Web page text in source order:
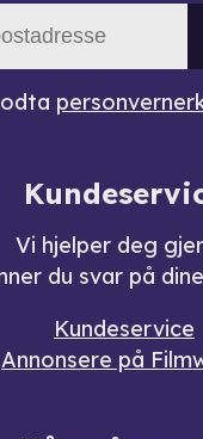
Vi hjelper deg
du svar på
Kundeservice
Annonsere på